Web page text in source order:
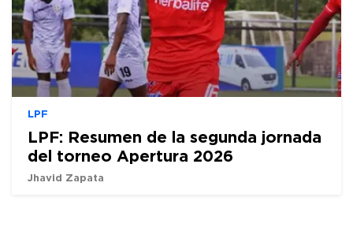
LPF
LPF: Resumen de la segunda jornada
del torneo Apertura 2026
Jhavid Zapata